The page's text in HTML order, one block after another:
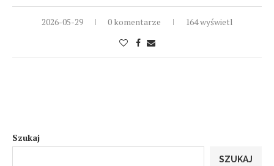
2026-05-29 0 komentarze 164 wyświetl
Szukaj
SZUKAJ